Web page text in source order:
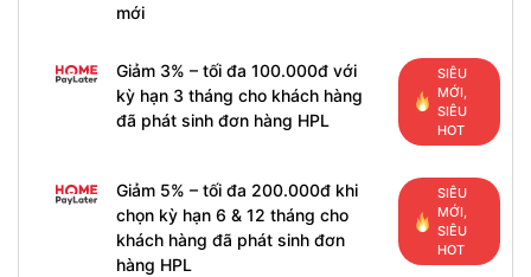
mới
Giảm 3% – tối đa 100.000đ với
kỳ hạn 3 tháng cho khách hàng
đã phát sinh đơn hàng HPL
SIÊU
MỚI,
SIÊU
HOT
Giảm 5% – tối đa 200.000đ khi
chọn kỳ hạn 6 & 12 tháng cho
khách hàng đã phát sinh đơn
hàng HPL
SIÊU
MỚI,
SIÊU
HOT